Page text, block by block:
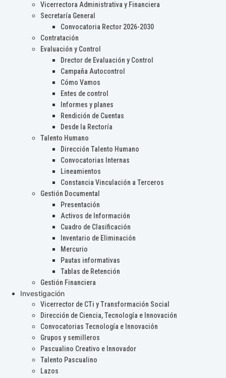
Vicerrectora Administrativa y Financiera
Secretaría General
Convocatoria Rector 2026-2030
Contratación
Evaluación y Control
Drector de Evaluación y Control
Campaña Autocontrol
Cómo Vamos
Entes de control
Informes y planes
Rendición de Cuentas
Desde la Rectoría
Talento Humano
Dirección Talento Humano
Convocatorias Internas
Lineamientos
Constancia Vinculación a Terceros
Gestión Documental
Presentación
Activos de Información
Cuadro de Clasificación
Inventario de Eliminación
Mercurio
Pautas informativas
Tablas de Retención
Gestión Financiera
Investigación
Vicerrector de CTi y Transformación Social
Dirección de Ciencia, Tecnología e Innovación
Convocatorias Tecnología e Innovación
Grupos y semilleros
Pascualino Creativo e Innovador
Talento Pascualino
Lazos